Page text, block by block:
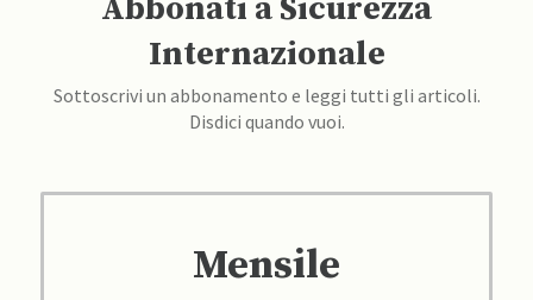
Abbonati a Sicurezza
Internazionale
Sottoscrivi un abbonamento e leggi tutti gli articoli.
Disdici quando vuoi.
Mensile